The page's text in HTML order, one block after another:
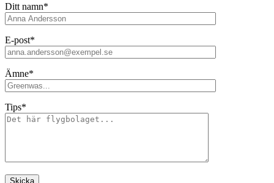
Ditt namn*
E-post*
Ämne*
Tips*
Lämna detta fält tomt.